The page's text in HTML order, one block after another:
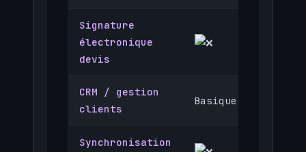
Signature
électronique
devis
CRM / gestion
clients
Basique
Synchronisation